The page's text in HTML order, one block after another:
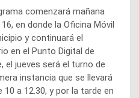
comenzará mañana
en donde la Oficina Móvil
y continuará el
en el Punto Digital de
el jueves será el turno de
instancia que se llevará
10 a 12.30, y por la tarde en